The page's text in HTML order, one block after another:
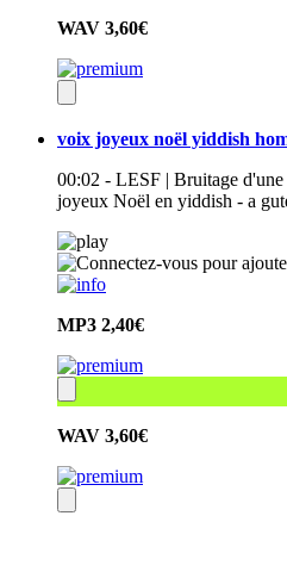
WAV 3,60€
voix joyeux noël yiddish
00:02 - LESF | Bruitage
joyeux Noël en yiddish - a
MP3 2,40€
WAV 3,60€